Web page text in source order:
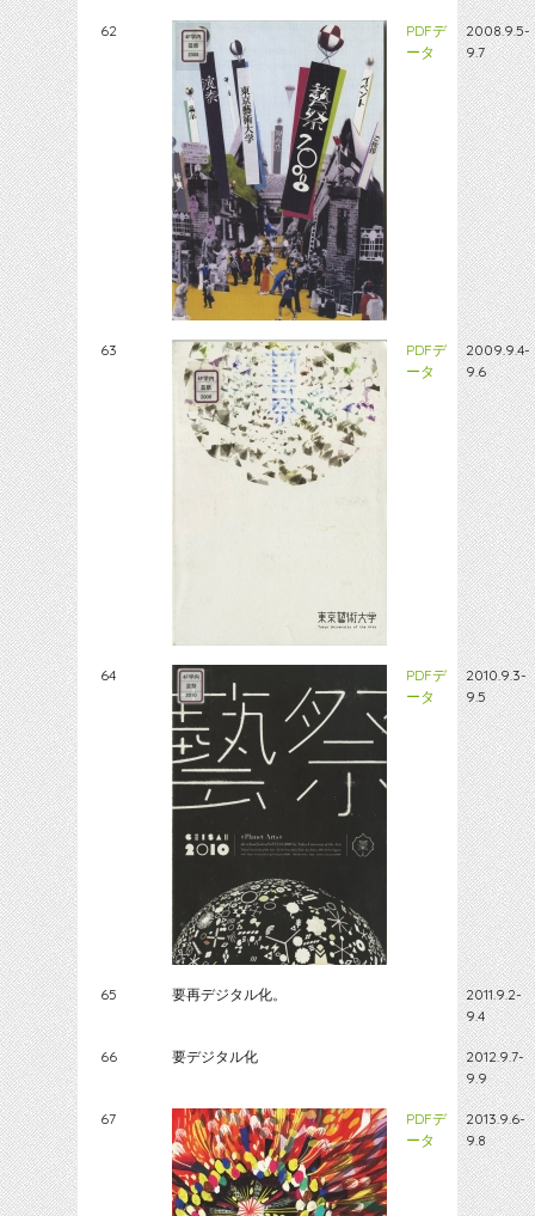
62
PDFデ
ータ
2008.9.5-
9.7
63
PDFデ
ータ
2009.9.4-
9.6
64
PDFデ
ータ
2010.9.3-
9.5
65 要再デジタル化。
2011.9.2-
9.4
66 要デジタル化
2012.9.7-
9.9
67
PDFデ
ータ
2013.9.6-
9.8